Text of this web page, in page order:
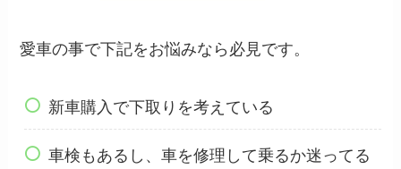
愛車の事で下記をお悩みなら必見です。
新車購入で下取りを考えている
車検もあるし、車を修理して乗るか迷ってる